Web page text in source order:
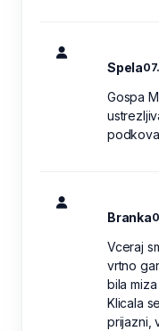
Spela
Gospa
Branka
Vceraj
vrtno
bila
Klicala
prijazni,